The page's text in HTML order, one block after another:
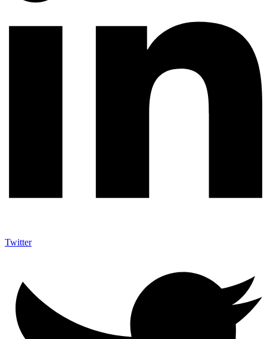
Twitter